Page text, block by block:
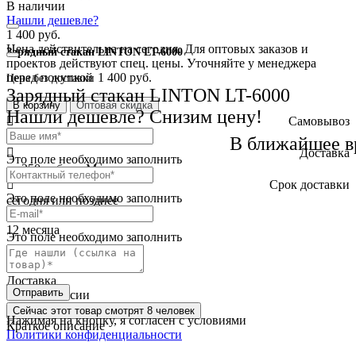
Зарядный стакан LINTON LT-6000
Цена без доставки 1 400 руб.
Зарядный стакан LINTON LT-6000
Нашли дешевле? Снизим цену!
Это поле необходимо заполнить
Это поле необходимо заполнить
Это поле необходимо заполнить
Отправить
Нажимая на кнопку, я согласен с условиями
Политики конфиденциальности
В наличии
Нашли дешевле?
В ближайшее
1 400 руб.
Цена действительна на сегодня. Для оптовых заказов и
проектов действуют спец. цены. Уточняйте у менеджера
перед покупкой
В корзину Оптовая скидка
Самовывоз
бесплатно
Доставка
от 250 руб. по Москве
Cрок доставки
сегодня или позднее
Гарантия
12 месяца
Обмен и возврат
2 недели
Доставка
по всей России
Сейчас этот товар смотрят 8 человек
Краткое описание